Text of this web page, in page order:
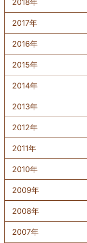
2017年
2016年
2015年
2014年
2013年
2012年
2011年
2010年
2009年
2008年
2007年